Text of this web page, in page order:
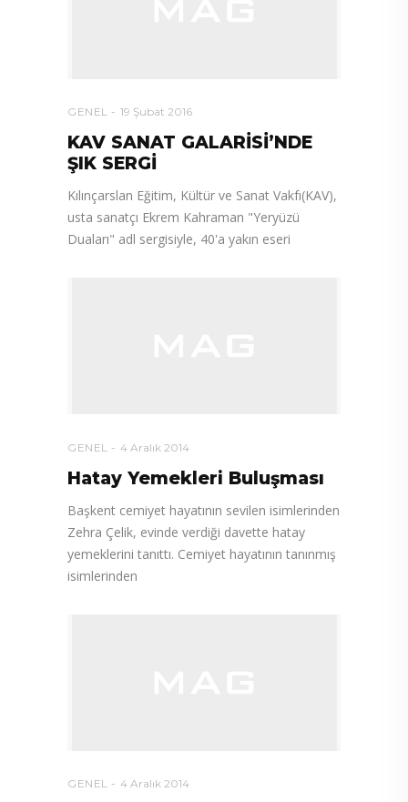
GENEL 19 Şubat 2016
KAV SANAT GALARİSİ’NDE
ŞIK SERGİ
Kılınçarslan Eğitim, Kültür ve Sanat Vakfı(KAV),
usta sanatçı Ekrem Kahraman "Yeryüzü
Duaları" adl sergisiyle, 40'a yakın eseri
GENEL 4 Aralık 2014
Hatay Yemekleri Buluşması
Başkent cemiyet hayatının sevilen isimlerinden
Zehra Çelik, evinde verdiği davette hatay
yemeklerini tanıttı. Cemiyet hayatının tanınmış
isimlerinden
GENEL 4 Aralık 2014